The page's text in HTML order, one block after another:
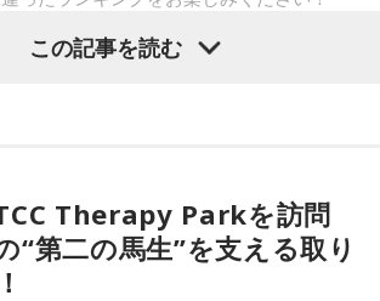
の提供がある放送局（全60局）での各番
この記事を読む
Therapy Parkを訪問
“第二の馬生”を支える取り